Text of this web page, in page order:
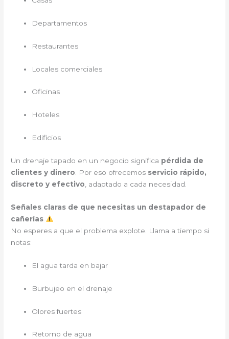
Departamentos
Restaurantes
Locales comerciales
Oficinas
Hoteles
Edificios
Un drenaje tapado en un negocio significa pérdida de
clientes y dinero . Por eso ofrecemos servicio rápido,
discreto y efectivo , adaptado a cada necesidad.
Señales claras de que necesitas un destapador de
cañerías
No esperes a que el problema explote. Llama a tiempo si
notas:
El agua tarda en bajar
Burbujeo en el drenaje
Olores fuertes
Retorno de agua